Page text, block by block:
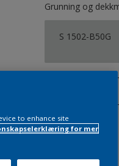
Grunning og
S 1502-B50G
1L
2,5L
5L
Antall
to enhance site
for mer